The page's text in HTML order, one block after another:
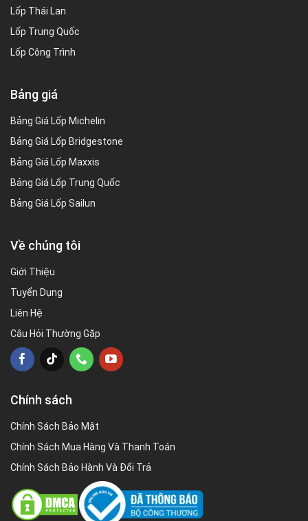
Lốp Thái Lan
Lốp Trung Quốc
Lốp Công Trình
Bảng giá
Bảng Giá Lốp Michelin
Bảng Giá Lốp Bridgestone
Bảng Giá Lốp Maxxis
Bảng Giá Lốp Trung Quốc
Bảng Giá Lốp Sailun
Về chúng tôi
Giới Thiệu
Tuyển Dụng
Liên Hệ
Câu Hỏi Thường Gặp
Chính sách
Chính Sách Bảo Mật
Chính Sách Mua Hàng Và Thanh Toán
Chính Sách Bảo Hành Và Đổi Trả